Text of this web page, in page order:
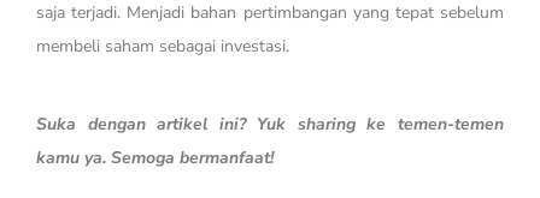
saja terjadi. Menjadi bahan pertimbangan yang tepat sebelum
membeli saham sebagai investasi.
Suka dengan artikel ini? Yuk sharing ke temen-temen
kamu ya. Semoga bermanfaat!